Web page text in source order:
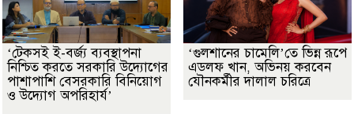
‘টেকসই ই-বর্জ্য ব্যবস্থাপনা
নিশ্চিত করতে সরকারি উদ্যোগের
পাশাপাশি বেসরকারি বিনিয়োগ
ও উদ্যোগ অপরিহার্য’
‘গুলশানের চামেলি’তে ভিন্ন রূপে
এডলফ খান, অভিনয় করবেন
যৌনকর্মীর দালাল চরিত্রে